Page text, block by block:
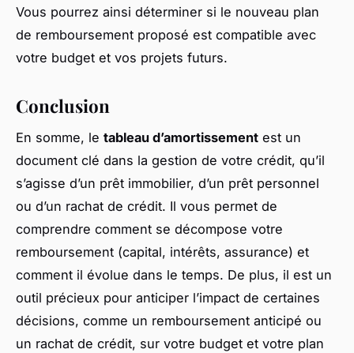
Vous pourrez ainsi déterminer si le nouveau plan
de remboursement proposé est compatible avec
votre budget et vos projets futurs.
Conclusion
En somme, le tableau d’amortissement est un
document clé dans la gestion de votre crédit, qu’il
s’agisse d’un prêt immobilier, d’un prêt personnel
ou d’un rachat de crédit. Il vous permet de
comprendre comment se décompose votre
remboursement (capital, intérêts, assurance) et
comment il évolue dans le temps. De plus, il est un
outil précieux pour anticiper l’impact de certaines
décisions, comme un remboursement anticipé ou
un rachat de crédit, sur votre budget et votre plan